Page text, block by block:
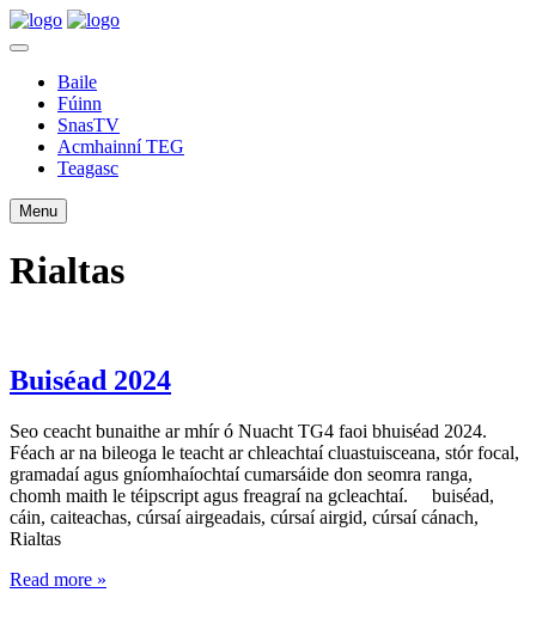
Baile
Fúinn
SnasTV
Acmhainní TEG
Teagasc
Menu
Rialtas
Buiséad 2024
Seo ceacht bunaithe ar mhír ó Nuacht TG4 faoi bhuiséad 2024.
Féach ar na bileoga le teacht ar chleachtaí cluastuisceana, stór focal,
gramadaí agus gníomhaíochtaí cumarsáide don seomra ranga,
chomh maith le téipscript agus freagraí na gcleachtaí. buiséad,
cáin, caiteachas, cúrsaí airgeadais, cúrsaí airgid, cúrsaí cánach,
Rialtas
Read more »